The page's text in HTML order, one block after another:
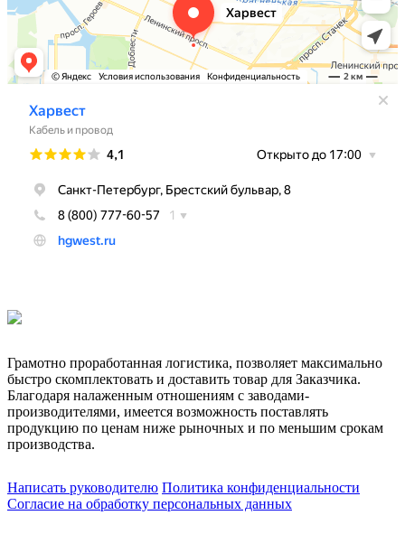
Грамотно проработанная логистика, позволяет максимально
быстро скомплектовать и доставить товар для Заказчика.
Благодаря налаженным отношениям с заводами-
производителями, имеется возможность поставлять
продукцию по ценам ниже рыночных и по меньшим срокам
производства.
Написать руководителю Политика конфиденциальности
Согласие на обработку персональных данных